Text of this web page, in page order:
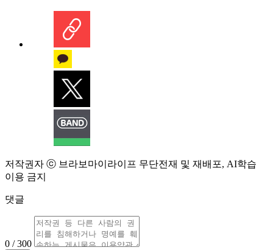
저작권자 ⓒ 브라보마이라이프 무단전재 및 재배포, AI학습
이용 금지
댓글
0 / 300